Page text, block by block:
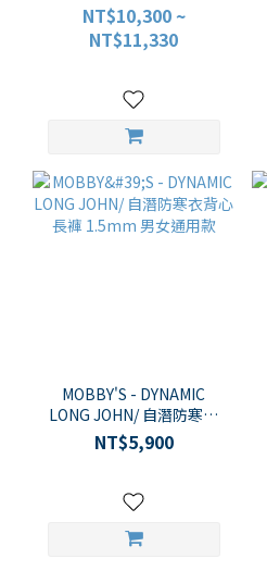
NT$10,300 ~
NT$11,330
MOBBY'S - DYNAMIC
LONG JOHN/ 自潛防寒衣
背心長褲 1.5mm 男女通用
款
NT$5,900